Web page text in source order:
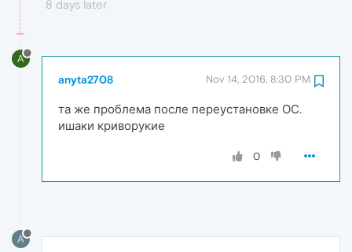
8 days later
A
anyta2708 Nov 14, 2016, 8:30 PM
та же проблема после переустановке ОС.
ишаки криворукие
0
A